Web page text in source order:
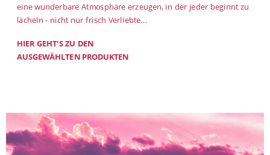
eine wunderbare Atmosphäre erzeugen, in der jeder beginnt zu
lächeln - nicht nur frisch Verliebte...
HIER GEHT'S ZU DEN
AUSGEWÄHLTEN PRODUKTEN